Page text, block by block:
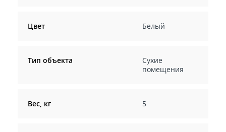
Цвет Белый
Тип объекта
Сухие
помещения
Вес, кг 5